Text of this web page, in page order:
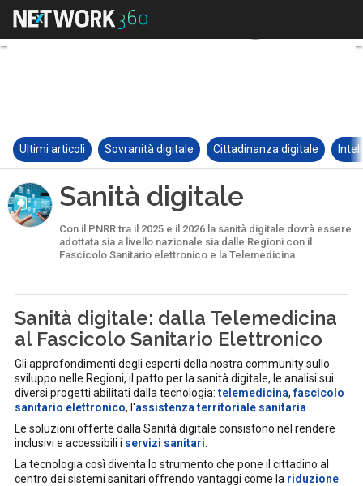
Ultimi articoli Sovranità digitale Cittadinanza digitale
Sanità digitale
Con il PNRR tra il 2025 e il 2026 la sanità digitale dovrà essere
adottata sia a livello nazionale sia dalle Regioni con il
Fascicolo Sanitario elettronico e la Telemedicina
Sanità digitale: dalla Telemedicina
al Fascicolo Sanitario Elettronico
Gli approfondimenti degli esperti della nostra community sullo
sviluppo nelle Regioni, il patto per la sanità digitale, le analisi sui
diversi progetti abilitati dalla tecnologia:telemedicina,fascicolo
sanitario elettronico, l'assistenza territoriale sanitaria
Le soluzioni offerte dalla Sanità digitale consistono nel rendere
inclusivi e accessibili i servizi sanitari
La tecnologia così diventa lo strumento che pone il cittadino al
centro dei sistemi sanitari offrendo vantaggi come la riduzione